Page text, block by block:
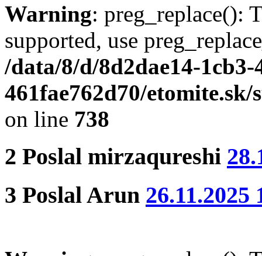
Warning: preg_replace():
supported, use
/data/8/d/8d2dae14-1cb3-
461fae762d70/
on line 738
2 Poslal mirzaqureshi
3 PoslalArun 26.11.2025